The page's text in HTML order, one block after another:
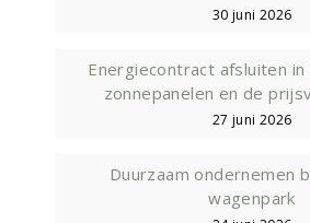
30 juni 2026
Energiecontract afsluiten
zonnepanelen en de
27 juni 2026
Duurzaam ondernemen
wagenpark